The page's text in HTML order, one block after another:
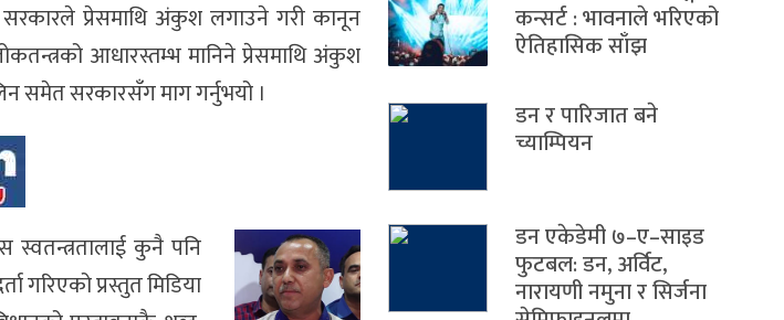
सरकारले प्रेसमाथि अंकुश लगाउने गरी कानून
आधारस्तम्भ मानिने प्रेसमाथि अंकुश
समेत सरकारसँग माग गर्नुभयो ।
स्वतन्त्रतालाई कुनै पनि
गरिएको प्रस्तुत मिडिया
कन्सर्ट : भावनाले भरिएको
ऐतिहासिक साँझ
डन र पारिजात बने
च्याम्पियन
डन एकेडेमी ७–ए–साइड
फुटबल: डन, अर्विट,
नारायणी नमुना र सिर्जना